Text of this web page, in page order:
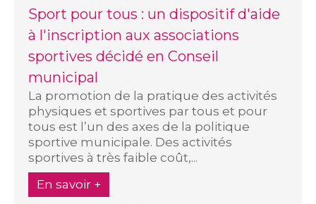
Sport pour tous : un dispositif d'aide
à l'inscription aux associations
sportives décidé en Conseil
municipal
La promotion de la pratique des activités
physiques et sportives par tous et pour
tous est l’un des axes de la politique
sportive municipale. Des activités
sportives à très faible coût,...
En savoir +